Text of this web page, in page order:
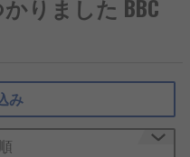
りました BBC
み